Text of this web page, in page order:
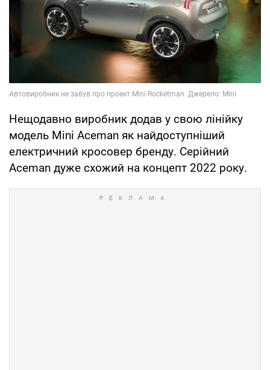
Нещодавно виробник додав у свою лінійку
модель Mini Aceman як найдоступніший
електричний кросовер бренду. Серійний
Aceman дуже схожий на концепт 2022 року.